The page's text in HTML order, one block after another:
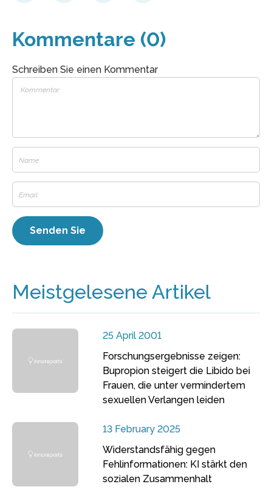
Kommentare (0)
Schreiben Sie einen Kommentar
Meistgelesene Artikel
25 April 2001
Forschungsergebnisse zeigen:
Bupropion steigert die Libido bei
Frauen, die unter vermindertem
sexuellen Verlangen leiden
13 February 2025
Widerstandsfähig gegen
Fehlinformationen: KI stärkt den
sozialen Zusammenhalt